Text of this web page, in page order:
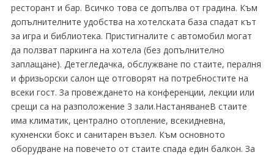
ресторант и бар. Всичко това се допълва от градина. Към
допълнителните удобства на хотелската база спадат кът
за игра и библиотека. Пристигналите с автомобил могат
да ползват паркинга на хотела (без допълнително
заплащане). Детегледачка, обслужване по стаите, пералня
и фризьорски салон ще отговорят на потребностите на
всеки гост. За провеждането на конференции, лекции или
срещи са на разположение 3 зали.НастаняванеВ стаите
има климатик, централно отопление, всекидневна,
кухненски бокс и санитарен възел. Към основното
оборудване на повечето от стаите спада един балкон. За